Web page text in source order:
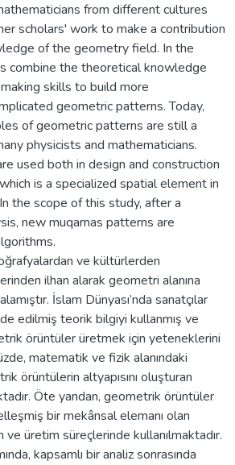
from different cultures
scholars' work to make a contribution
of the geometry field. In the
combine the theoretical knowledge
skills to build more
geometric patterns. Today,
of geometric patterns are still a
physicists and mathematicians.
used both in design and construction
is a specialized spatial element in
the scope of this study, after a
new muqarnas patterns are
ve kültürlerden
ilhan alarak geometri alanına
İslam Dünyası’nda sanatçılar
edilmiş teorik bilgiyi kullanmış ve
örüntüler üretmek için yeteneklerini
matematik ve fizik alanındaki
örüntülerin altyapısını oluşturan
Öte yandan, geometrik örüntüler
bir mekânsal elemanı olan
ve üretim süreçlerinde kullanılmaktadır.
kapsamlı bir analiz sonrasında